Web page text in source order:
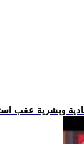
وبشرية عقب